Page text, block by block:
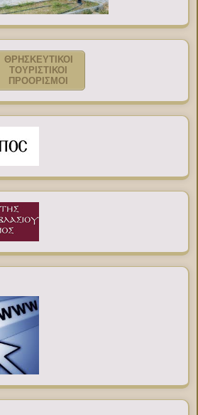
ΘΡΗΣΚΕΥΤΙΚΟΙ
ΤΟΥΡΙΣΤΙΚΟΙ
ΠΡΟΟΡΙΣΜΟΙ